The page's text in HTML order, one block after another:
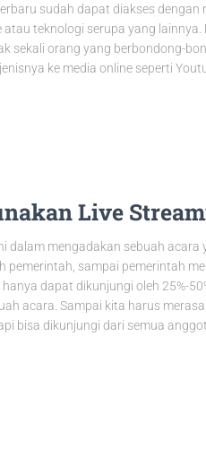
sudah dapat diakses dengan
teknologi serupa yang lainnya.
sekali orang yang berbondong-
ke media online seperti
Live
dalam mengadakan sebuah acara
pemerintah, sampai pemerintah
dapat dikunjungi oleh 25%-
acara. Sampai kita harus
bisa dikunjungi dari semua